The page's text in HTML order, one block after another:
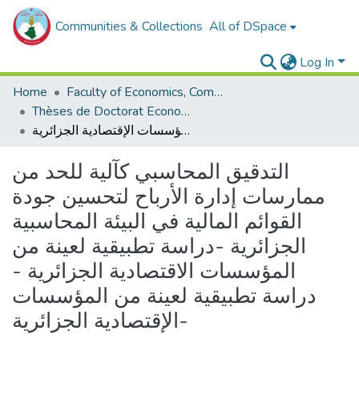
Communities & Collections All of DSpace
Log In
Home
Faculty of Economics, Commercial Sciences and Management Sciences
Thèses de Doctorat Economie
التدقيق المحاسبي كآلية للحد من ممارسات إدارة الأرباح لتحسين جودة القوائم المالية في البيئة المحاسبية الجزائرية -دراسة تطبيقية لعينة من المؤسسات الاقتصادية الجزائرية - دراسة تطبيقية لعينة من المؤسسات الإقتصادية الجزائرية-
التدقيق المحاسبي كآلية للحد من
ممارسات إدارة الأرباح لتحسين جودة
القوائم المالية في البيئة المحاسبية
الجزائرية -دراسة تطبيقية لعينة من
المؤسسات الاقتصادية الجزائرية -
دراسة تطبيقية لعينة من المؤسسات
الإقتصادية الجزائرية-